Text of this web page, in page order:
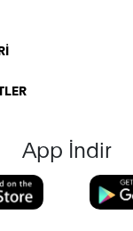
App İndir